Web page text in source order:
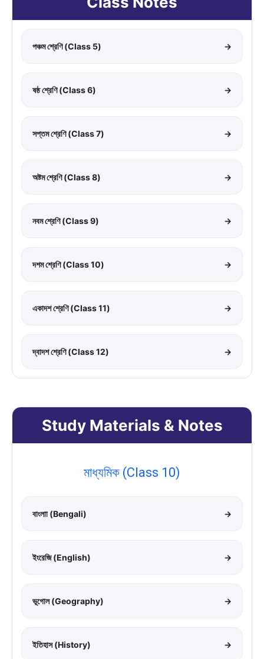
পঞ্চম শ্রেণি (Class 5) →
ষষ্ঠ শ্রেণি (Class 6) →
সপ্তম শ্রেণি (Class 7) →
অষ্টম শ্রেণি (Class 8) →
নবম শ্রেণি (Class 9) →
দশম শ্রেণি (Class 10) →
একাদশ শ্রেণি (Class 11) →
দ্বাদশ শ্রেণি (Class 12) →
Study Materials & Notes
মাধ্যমিক (Class 10)
বাংলাা (Bengali) →
ইংরেজি (English) →
ভূগোল (Geography) →
ইতিহাস (History) →